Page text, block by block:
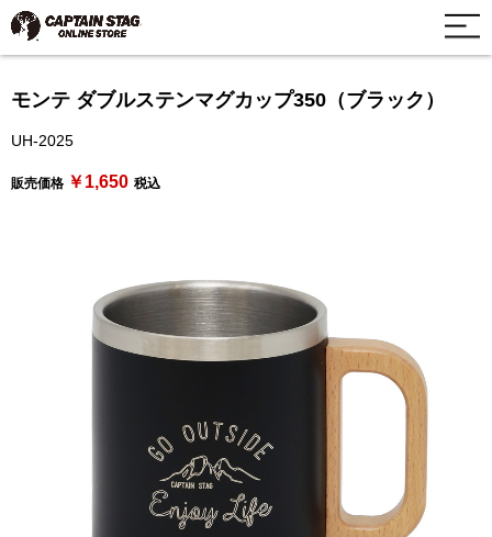
モンテ ダブルステンマグカップ350（ブラック）
UH-2025
販売価格 ￥1,650 税込